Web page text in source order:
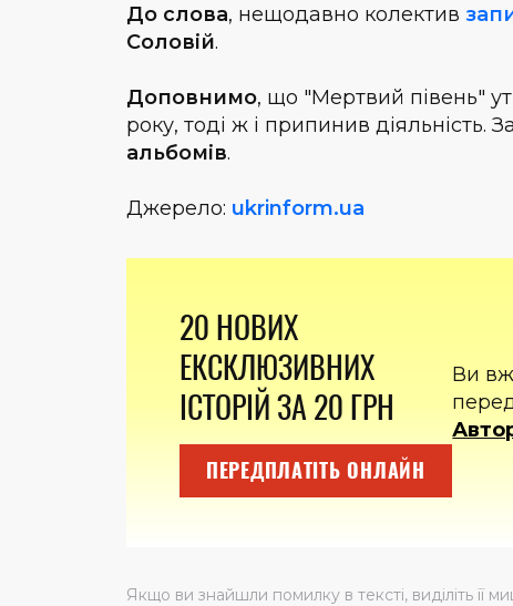
До слова, нещодавно колектив
Соловій.
Доповнимо, що "Мертвий півень"
року, тоді ж і припинив діяльність.
альбомів.
Джерело: ukrinform.ua
20 НОВИХ
ЕКСКЛЮЗИВНИХ
ІСТОРІЙ ЗА 20 ГРН
ПЕРЕДПЛАТІТЬ ОНЛАЙН
Ви
Якщо ви знайшли помилку в тексті, виділіть її